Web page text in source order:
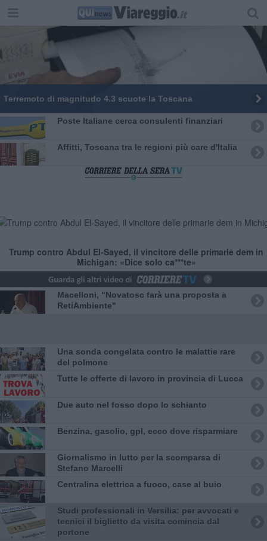
Terremoto di magnitudo 4.3 scuote la Toscana
Poste Italiane cerca consulenti finanziari
Affitti, Toscana tra le regioni più care d'Italia
Trump contro Abdul El-Sayed, il vincitore delle primarie dem in
Michigan: «Dice solo ca***te»
Macelloni, "Novatosc farà una proposta a
RetiAmbiente"
Una sonda congelata contro le malattie rare
del polmone
​Tutte le offerte di lavoro in provincia di Lucca
Due auto nel fosso dopo lo schianto
​Benzina, gasolio, gpl, ecco dove risparmiare
Giornalismo in lutto per la scomparsa di
Stefano Marcelli
Centralina elettrica a fuoco, case al buio
Studi professionali in Versilia: per avvocati e
tecnici il biglietto da visita comincia dal
portone